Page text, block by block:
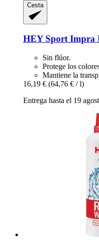
Cesta
HEY Sport Impra
Sin flúor.
Protege los
Mantiene la
16,19 € (64,76 € / l)
Entrega hasta el 19